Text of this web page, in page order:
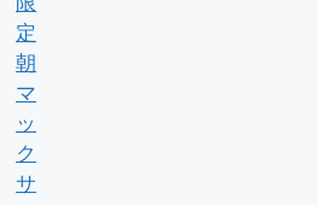
定
朝
マ
ッ
ク
サ